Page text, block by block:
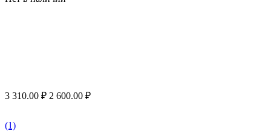
3 310.00 ₽ 2 600.00 ₽
(1)